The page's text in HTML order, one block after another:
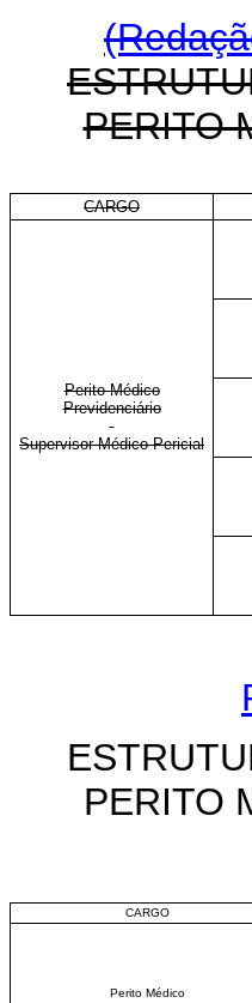
PERITO
CARGO
Perito Médico
Previdenciário
Supervisor Médico-Pericial
PERITO
CARGO
Perito Médico